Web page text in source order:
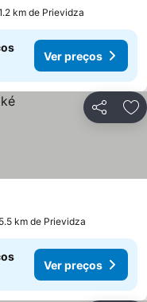
km de Prievidza
Ver preços
Partilhar
km de Prievidza
Ver preços